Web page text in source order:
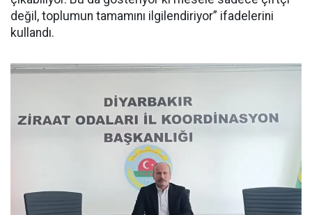
değil, toplumun tamamını ilgilendiriyor” ifadelerini
kullandı.